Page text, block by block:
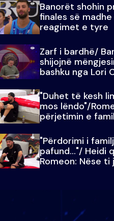
Banorët shohin
finales së
reagimet e tyre
Zarf i bardhë/
shijojnë
bashku nga Lori
"Duhet të kesh
mos lëndo"/
përjetimin e
Julit…
"Përdorimi i
pafund…"/ Heidi
Romeon: Nëse
qetësohen